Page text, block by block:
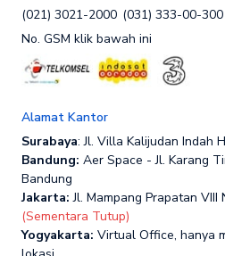
(021) 3021-2000 (031) 333-00-300
No. GSM klik bawah ini
Alamat Kantor
Surabaya: Jl. Villa Kalijudan Indah
Bandung: Aer Space - Jl. Karang
Bandung
Jakarta: Jl. Mampang Prapatan VIII
(Sementara Tutup)
Yogyakarta: Virtual Office, hanya